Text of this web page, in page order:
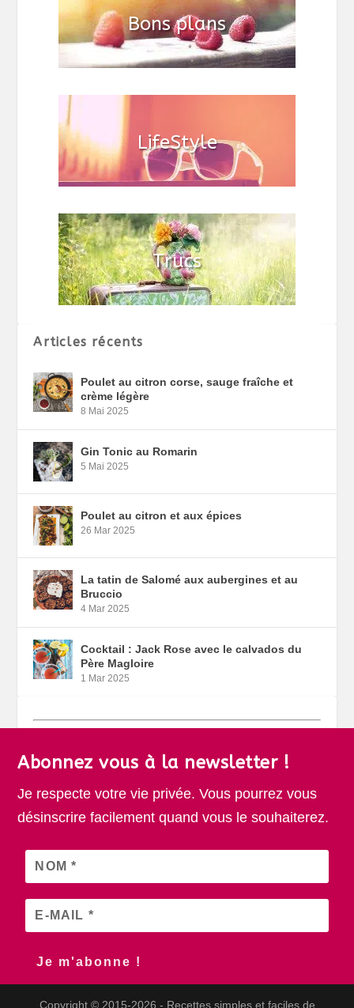
Articles récents
Poulet au citron corse, sauge fraîche et
crème légère
8 Mai 2025
Gin Tonic au Romarin
5 Mai 2025
Poulet au citron et aux épices
26 Mar 2025
La tatin de Salomé aux aubergines et au
Bruccio
4 Mar 2025
Cocktail : Jack Rose avec le calvados du
Père Magloire
1 Mar 2025
Abonnez vous à la newsletter !
Je respecte votre vie privée. Vous pourrez vous
désinscrire facilement quand vous le souhaiterez.
Copyright © 2015-2026 - Recettes simples et faciles de